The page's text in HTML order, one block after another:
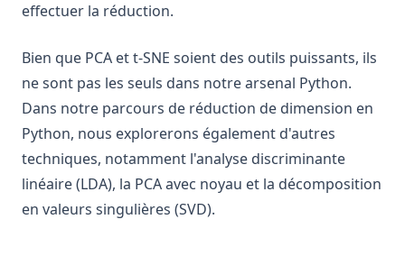
effectuer la réduction.
Bien que PCA et t-SNE soient des outils puissants, ils
ne sont pas les seuls dans notre arsenal Python.
Dans notre parcours de réduction de dimension en
Python, nous explorerons également d'autres
techniques, notamment l'analyse discriminante
linéaire (LDA), la PCA avec noyau et la décomposition
en valeurs singulières (SVD).